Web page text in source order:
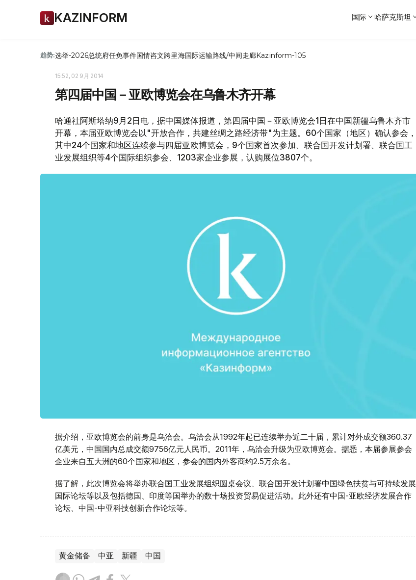
KAZINFORM 国际 哈萨克斯坦
趋势:选举-2026总统府任免事件国情咨文跨里海国际运输路线/中间走廊Kazinform-105
15:52, 02 9月 2014
第四届中国－亚欧博览会在乌鲁木齐开幕
哈通社阿斯塔纳9月2日电，据中国媒体报道，第四届中国－亚欧博览会1日在中国新疆乌鲁木齐市
开幕，本届亚欧博览会以"开放合作，共建丝绸之路经济带"为主题。60个国家（地区）确认参会，
其中24个国家和地区连续参与四届亚欧博览会，9个国家首次参加、联合国开发计划署、联合国工
业发展组织等4个国际组织参会、1203家企业参展，认购展位3807个。
据介绍，亚欧博览会的前身是乌洽会。乌洽会从1992年起已连续举办近二十届，累计对外成交额360.37
亿美元，中国国内总成交额9756亿元人民币。2011年，乌洽会升级为亚欧博览会。据悉，本届参展参会
企业来自五大洲的60个国家和地区，参会的国内外客商约2.5万余名。
据了解，此次博览会将举办联合国工业发展组织圆桌会议、联合国开发计划署中国绿色扶贫与可持续发展
国际论坛等以及包括德国、印度等国举办的数十场投资贸易促进活动。此外还有中国-亚欧经济发展合作
论坛、中国-中亚科技创新合作论坛等。
黄金储备 中亚 新疆 中国